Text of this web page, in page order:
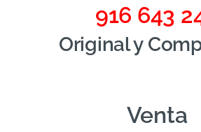
916 643
Original y
Venta